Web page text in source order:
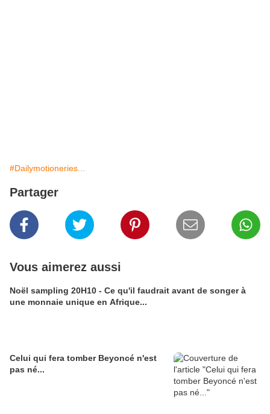
#Dailymotioneries...
Partager
Vous aimerez aussi
Noël sampling 20H10 - Ce qu'il faudrait avant de songer à
une monnaie unique en Afrique...
Celui qui fera tomber Beyoncé n'est
pas né...